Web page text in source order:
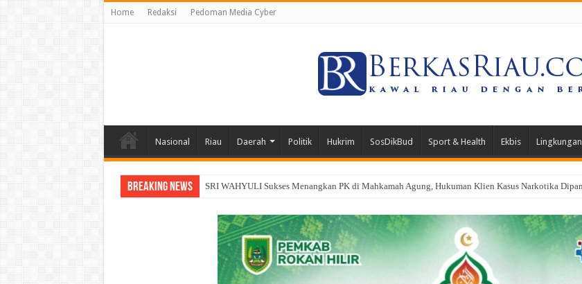
Home Redaksi Pedoman Media Cyber
Nasional Riau Daerah Politik Hukrim SosDikBud Sport & Health Ekbis Lingkungan
Breaking News Siap Tempur Lawan Karhutla, Dandim 0321/Rohil Terjunkan 1 SST Dalam Apel Gabungan